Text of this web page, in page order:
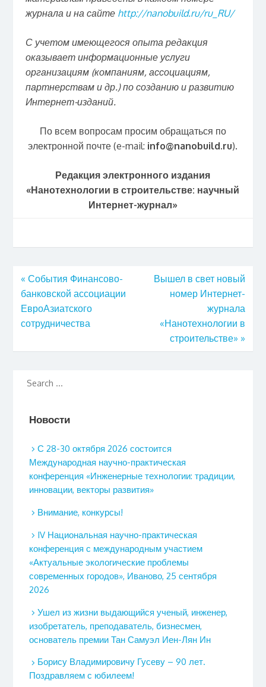
журнала и на сайте http://nanobuild.ru/ru_RU/
С учетом имеющегося опыта редакция
оказывает информационные услуги
организациям (компаниям, ассоциациям,
партнерствам и др.) по созданию и развитию
Интернет-изданий.
По всем вопросам просим обращаться по
электронной почте (e-mail: info@nanobuild.ru).
Редакция электронного издания
«Нанотехнологии в строительстве: научный
Интернет-журнал»
« События Финансово-
банковской ассоциации
ЕвроАзиатского
сотрудничества
Вышел в свет новый
номер Интернет-
журнала
«Нанотехнологии в
строительстве» »
Новости
С 28-30 октября 2026 состоится
Международная научно-практическая
конференция «Инженерные технологии: традиции,
инновации, векторы развития»
Внимание, конкурсы!
IV Национальная научно-практическая
конференция с международным участием
«Актуальные экологические проблемы
современных городов», Иваново, 25 сентября
2026
Ушел из жизни выдающийся ученый, инженер,
изобретатель, преподаватель, бизнесмен,
основатель премии Тан Самуэл Иен-Лян Ин
Борису Владимировичу Гусеву – 90 лет.
Поздравляем с юбилеем!